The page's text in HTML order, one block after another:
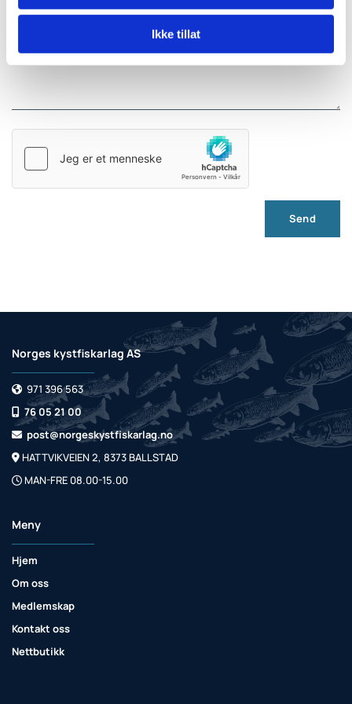
Ikke tillat
Kommentar
Norges kystfiskarlag AS
 971 396 563
 76 05 21 00
 post@norgeskystfiskarlag.no
 HATTVIKVEIEN 2, 8373 BALLSTAD
 MAN-FRE 08.00-15.00
Meny
Hjem
Om oss
Medlemskap
Kontakt oss
Nettbutikk